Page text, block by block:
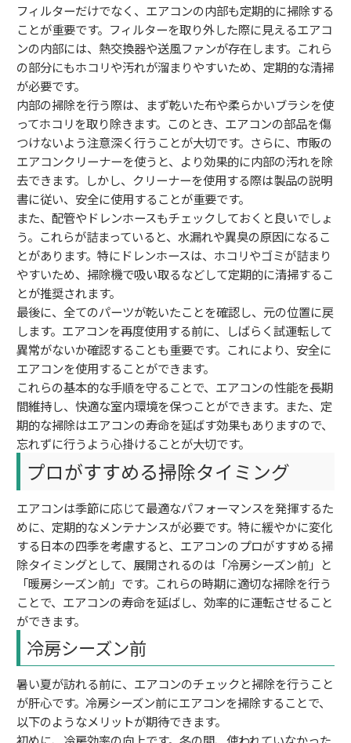
フィルターだけでなく、エアコンの内部も定期的に掃除する
ことが重要です。フィルターを取り外した際に見えるエアコ
ンの内部には、熱交換器や送風ファンが存在します。これら
の部分にもホコリや汚れが溜まりやすいため、定期的な清掃
が必要です。
内部の掃除を行う際は、まず乾いた布や柔らかいブラシを使
ってホコリを取り除きます。このとき、エアコンの部品を傷
つけないよう注意深く行うことが大切です。さらに、市販の
エアコンクリーナーを使うと、より効果的に内部の汚れを除
去できます。しかし、クリーナーを使用する際は製品の説明
書に従い、安全に使用することが重要です。
また、配管やドレンホースもチェックしておくと良いでしょ
う。これらが詰まっていると、水漏れや異臭の原因になるこ
とがあります。特にドレンホースは、ホコリやゴミが詰まり
やすいため、掃除機で吸い取るなどして定期的に清掃するこ
とが推奨されます。
最後に、全てのパーツが乾いたことを確認し、元の位置に戻
します。エアコンを再度使用する前に、しばらく試運転して
異常がないか確認することも重要です。これにより、安全に
エアコンを使用することができます。
これらの基本的な手順を守ることで、エアコンの性能を長期
間維持し、快適な室内環境を保つことができます。また、定
期的な掃除はエアコンの寿命を延ばす効果もありますので、
忘れずに行うよう心掛けることが大切です。
プロがすすめる掃除タイミング
エアコンは季節に応じて最適なパフォーマンスを発揮するた
めに、定期的なメンテナンスが必要です。特に緩やかに変化
する日本の四季を考慮すると、エアコンのプロがすすめる掃
除タイミングとして、展開されるのは「冷房シーズン前」と
「暖房シーズン前」です。これらの時期に適切な掃除を行う
ことで、エアコンの寿命を延ばし、効率的に運転させること
ができます。
冷房シーズン前
暑い夏が訪れる前に、エアコンのチェックと掃除を行うこと
が肝心です。冷房シーズン前にエアコンを掃除することで、
以下のようなメリットが期待できます。
初めに、冷房効率の向上です。冬の間、使われていなかった